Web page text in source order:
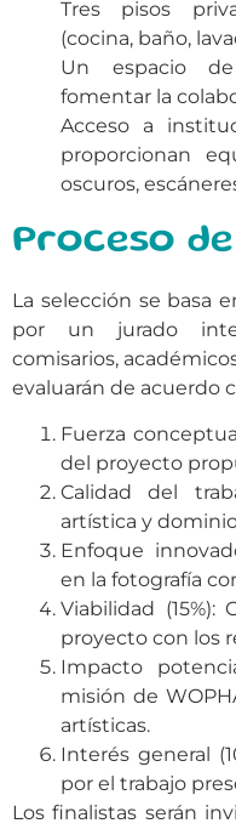
Tres pisos
(cocina, baño,
Un espacio
fomentar la
Acceso a
proporcionan
oscuros,
Proceso
La selección se basa
por un jurado
comisarios,
evaluarán de acuerdo
Fuerza
del proyecto
Calidad del
artística y
Enfoque
en la fotografía
Viabilidad (15%):
proyecto con los
Impacto
misión de
artísticas.
Interés general
por el trabajo
Los finalistas serán